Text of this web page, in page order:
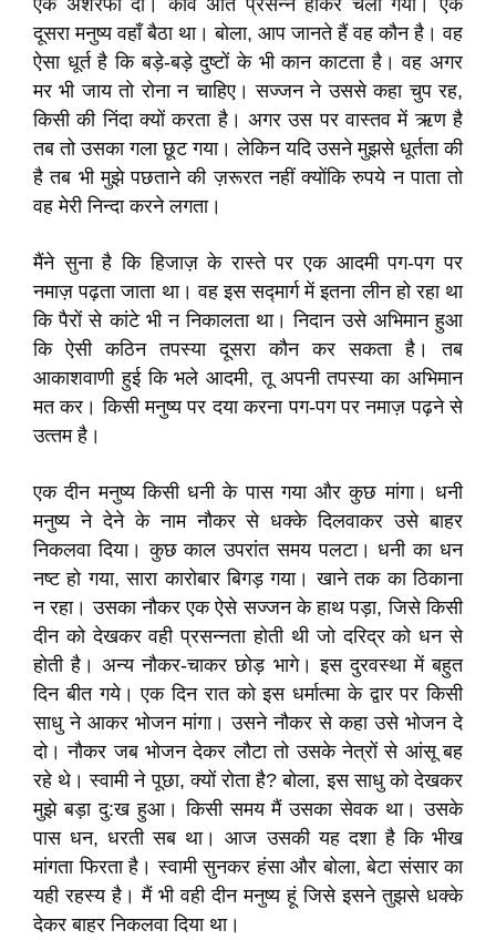
एक अशरफी दी। कवि अति प्रसन्न होकर चला गया। एक
दूसरा मनुष्य वहाँ बैठा था। बोला, आप जानते हैं वह कौन है। वह
ऐसा धूर्त है कि बड़े-बड़े दुष्टों के भी कान काटता है। वह अगर
मर भी जाय तो रोना न चाहिए। सज्जन ने उससे कहा चुप रह,
किसी की निंदा क्यों करता है। अगर उस पर वास्तव में ऋण है
तब तो उसका गला छूट गया। लेकिन यदि उसने मुझसे धूर्तता की
है तब भी मुझे पछताने की ज़रूरत नहीं क्योंकि रुपये न पाता तो
वह मेरी निन्दा करने लगता।
मैंने सुना है कि हिजाज़ के रास्ते पर एक आदमी पग-पग पर
नमाज़ पढ़ता जाता था। वह इस सद्मार्ग में इतना लीन हो रहा था
कि पैरों से कांटे भी न निकालता था। निदान उसे अभिमान हुआ
कि ऐसी कठिन तपस्या दूसरा कौन कर सकता है। तब
आकाशवाणी हुई कि भले आदमी, तू अपनी तपस्या का अभिमान
मत कर। किसी मनुष्य पर दया करना पग-पग पर नमाज़ पढ़ने से
उत्‍तम है।
एक दीन मनुष्य किसी धनी के पास गया और कुछ मांगा। धनी
मनुष्य ने देने के नाम नौकर से धक्‍के दिलवाकर उसे बाहर
निकलवा दिया। कुछ काल उपरांत समय पलटा। धनी का धन
नष्ट हो गया, सारा कारोबार बिगड़ गया। खाने तक का ठिकाना
न रहा। उसका नौकर एक ऐसे सज्जन के हाथ पड़ा, जिसे किसी
दीन को देखकर वही प्रसन्नता होती थी जो दरिद्र को धन से
होती है। अन्य नौकर-चाकर छोड़ भागे। इस दुरवस्था में बहुत
दिन बीत गये। एक दिन रात को इस धर्मात्मा के द्वार पर किसी
साधु ने आकर भोजन मांगा। उसने नौकर से कहा उसे भोजन दे
दो। नौकर जब भोजन देकर लौटा तो उसके नेत्रों से आंसू बह
रहे थे। स्वामी ने पूछा, क्यों रोता है? बोला, इस साधु को देखकर
मुझे बड़ा दु:ख हुआ। किसी समय मैं उसका सेवक था। उसके
पास धन, धरती सब था। आज उसकी यह दशा है कि भीख
मांगता फिरता है। स्वामी सुनकर हंसा और बोला, बेटा संसार का
यही रहस्य है। मैं भी वही दीन मनुष्य हूं जिसे इसने तुझसे धक्‍के
देकर बाहर निकलवा दिया था।